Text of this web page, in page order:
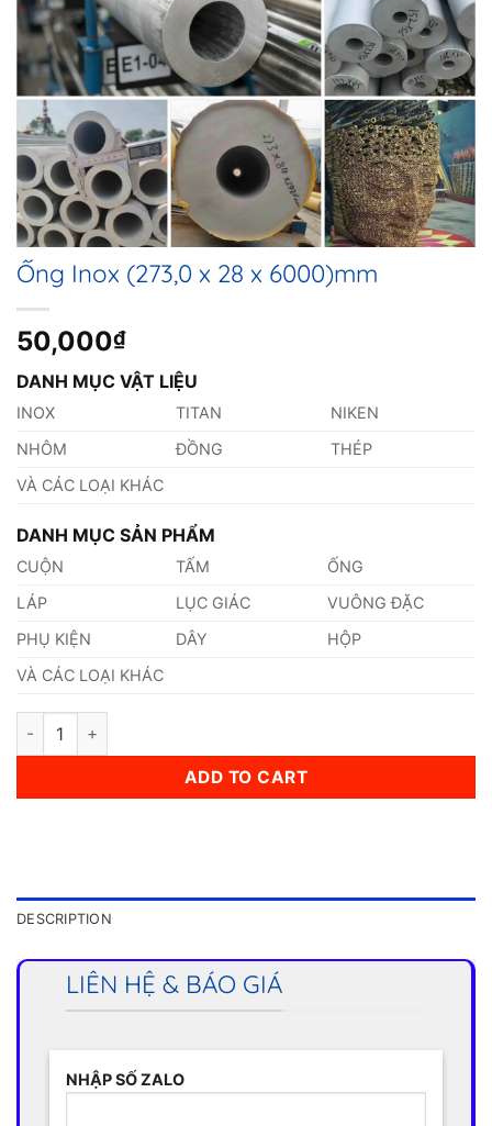
Ống Inox (273,0 x 28 x 6000)mm
50,000₫
DANH MỤC VẬT LIỆU
INOX TITAN
NIKEN
NHÔM
ĐỒNG
THÉP
VÀ CÁC LOẠI KHÁC
DANH MỤC SẢN PHẨM
CUỘN TẤM
ỐNG
LÁP
LỤC GIÁC
VUÔNG ĐẶC
PHỤ KIỆN
DÂY
HỘP
VÀ CÁC LOẠI KHÁC
Ống Inox (273,0 x 28 x 6000)mm quantity
ADD TO CART
DESCRIPTION
LIÊN HỆ & BÁO GIÁ
NHẬP SỐ ZALO